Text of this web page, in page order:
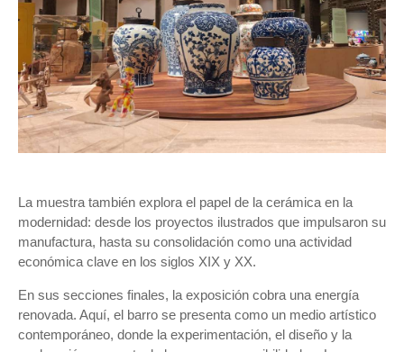
La muestra también explora el papel de la cerámica en la
modernidad: desde los proyectos ilustrados que impulsaron su
manufactura, hasta su consolidación como una actividad
económica clave en los siglos XIX y XX.
En sus secciones finales, la exposición cobra una energía
renovada. Aquí, el barro se presenta como un medio artístico
contemporáneo, donde la experimentación, el diseño y la